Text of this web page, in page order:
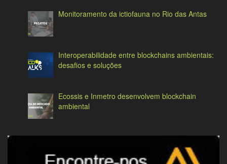
Monitoramento da ictiofauna no Rio das Antas
Interoperabilidade entre blockchains ambientais:
desafios e soluções
Ecossis e Inmetro desenvolvem blockchain
ambiental